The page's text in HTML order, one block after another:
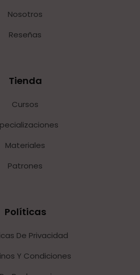
Nosotros
Reseñas
Tienda
Cursos
Materiales
Patrones
Políticas
De Privacidad
Y Condiciones